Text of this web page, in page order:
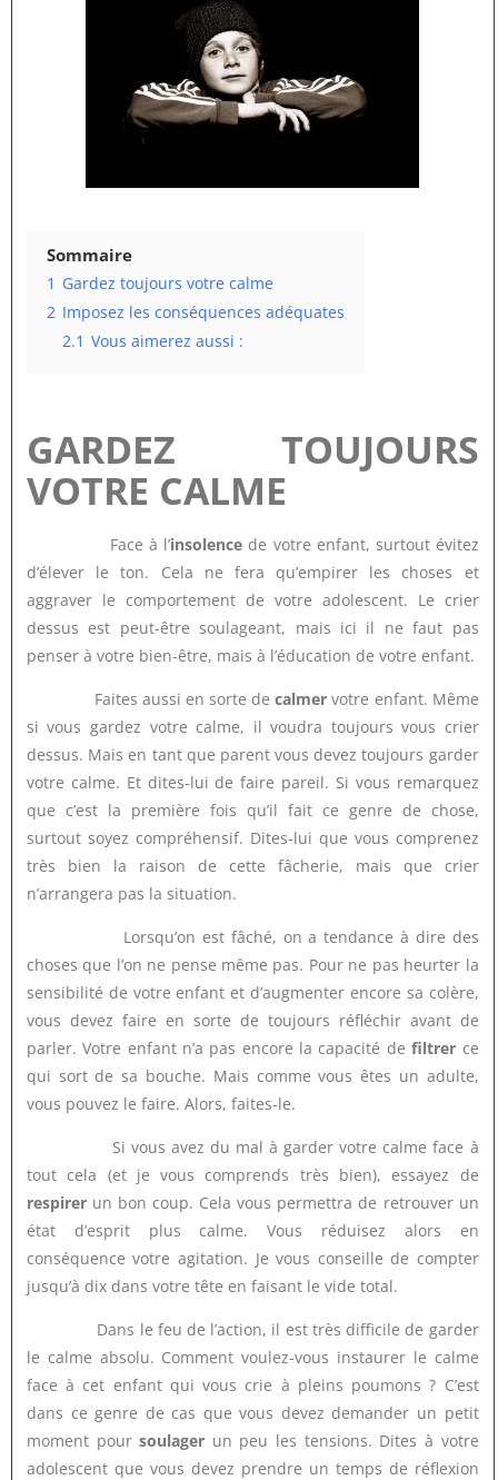
Sommaire
1 Gardez toujours votre calme
2 Imposez les conséquences adéquates
2.1 Vous aimerez aussi :
GARDEZ TOUJOURS
VOTRE CALME
Face à l’insolence de votre enfant, surtout évitez
d’élever le ton. Cela ne fera qu’empirer les choses et
aggraver le comportement de votre adolescent. Le crier
dessus est peut-être soulageant, mais ici il ne faut pas
penser à votre bien-être, mais à l’éducation de votre enfant.
Faites aussi en sorte decalmer votre enfant. Même
si vous gardez votre calme, il voudra toujours vous crier
dessus. Mais en tant que parent vous devez toujours garder
votre calme. Et dites-lui de faire pareil. Si vous remarquez
que c’est la première fois qu’il fait ce genre de chose,
surtout soyez compréhensif. Dites-lui que vous comprenez
très bien la raison de cette fâcherie, mais que crier
n’arrangera pas la situation.
Lorsqu’on est fâché, on a tendance à dire des
choses que l’on ne pense même pas. Pour ne pas heurter la
sensibilité de votre enfant et d’augmenter encore sa colère,
vous devez faire en sorte de toujours réfléchir avant de
parler. Votre enfant n’a pas encore la capacité defiltrer ce
qui sort de sa bouche. Mais comme vous êtes un adulte,
vous pouvez le faire. Alors, faites-le.
Si vous avez du mal à garder votre calme face à
tout cela (et je vous comprends très bien), essayez de
respirerun bon coup. Cela vous permettra de retrouver un
état d’esprit plus calme. Vous réduisez alors en
conséquence votre agitation. Je vous conseille de compter
jusqu’à dix dans votre tête en faisant le vide total.
Dans le feu de l’action, il est très difficile de garder
le calme absolu. Comment voulez-vous instaurer le calme
face à cet enfant qui vous crie à pleins poumons ? C’est
dans ce genre de cas que vous devez demander un petit
moment poursoulager un peu les tensions. Dites à votre
adolescent que vous devez prendre un temps de réflexion